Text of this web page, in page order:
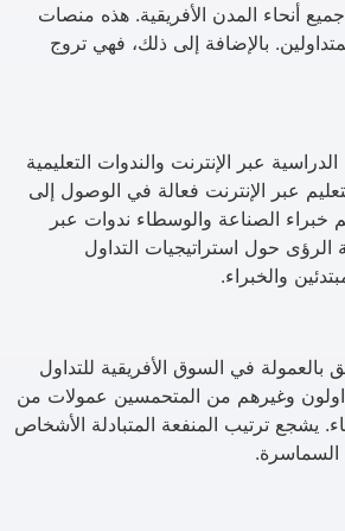
أنحاء المدن الأفريقية. هذه منصات
بالإضافة إلى ذلك، فهي تروج
عبر الإنترنت والندوات التعليمية
عبر الإنترنت فعالة في الوصول إلى
خبراء الصناعة والوسطاء ندوات عبر
حول استراتيجيات التداول
والخبراء.
بالعمولة في السوق الأفريقية للتداول
وغيرهم من المتحمسين عمولات من
يشجع ترتيب المنفعة المتبادلة الأشخاص